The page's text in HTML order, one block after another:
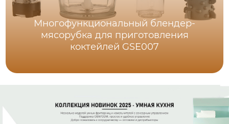
Многофункциональный блендер-
мясорубка для приготовления
коктейлей GSE007